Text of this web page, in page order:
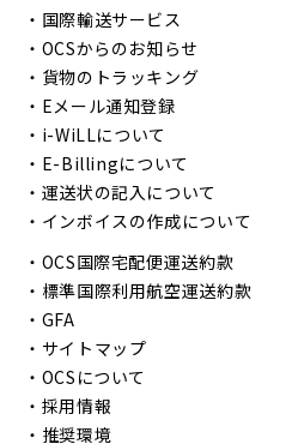
・ 国際輸送サービス
・ OCSからのお知らせ
・ 貨物のトラッキング
・ Eメール通知登録
・ i-WiLLについて
・ E-Billingについて
・ 運送状の記入について
・ インボイスの作成について
・ OCS国際宅配便運送約款
・ 標準国際利用航空運送約款
・ GFA
・ サイトマップ
・ OCSについて
・ 採用情報
・ 推奨環境